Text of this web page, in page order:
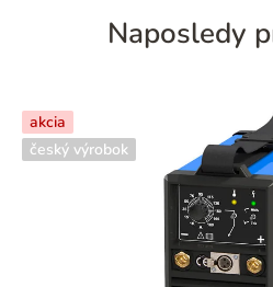
Naposledy
akcia
český výrobok